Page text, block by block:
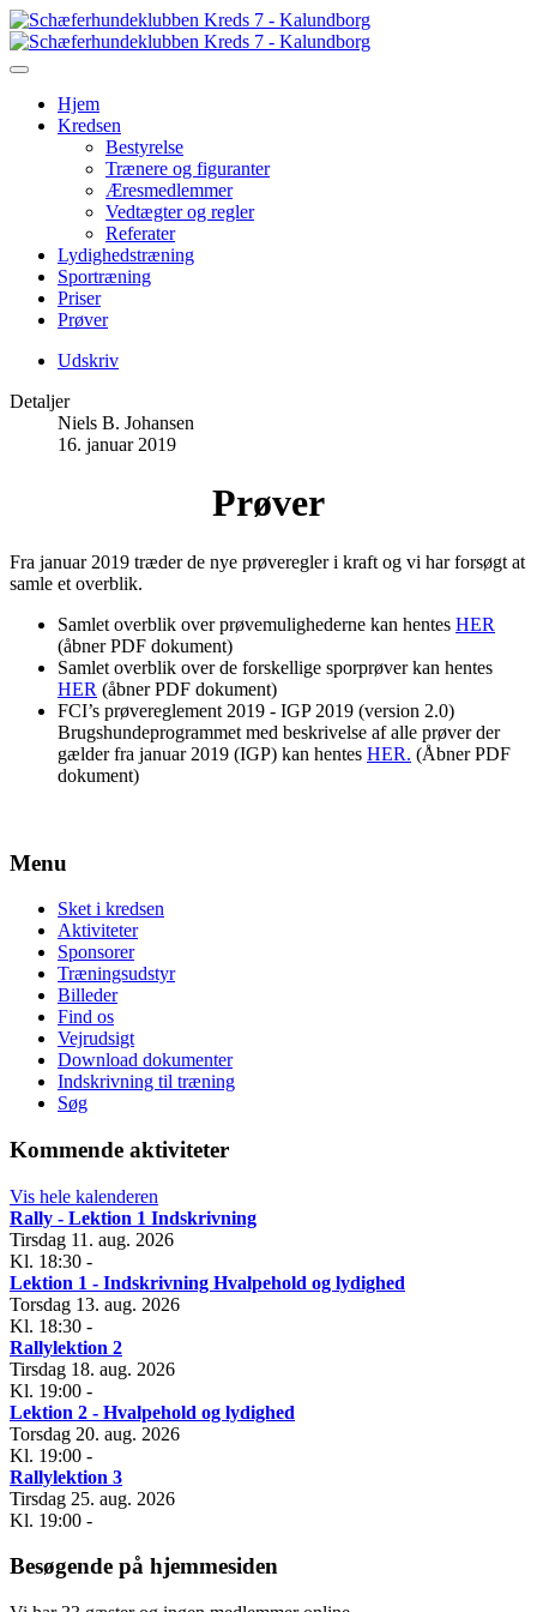
Hjem
Kredsen
Bestyrelse
Trænere og figuranter
Æresmedlemmer
Vedtægter og regler
Referater
Lydighedstræning
Sportræning
Priser
Prøver
Udskriv
Detaljer
Niels B. Johansen
16. januar 2019
Prøver
Fra januar 2019 træder de nye prøveregler i kraft og vi har forsøgt at
samle et overblik.
Samlet overblik over prøvemulighederne kan hentes HER
(åbner PDF dokument)
Samlet overblik over de forskellige sporprøver kan hentes
HER (åbner PDF dokument)
FCI’s prøvereglement 2019 - IGP 2019 (version 2.0)
Brugshundeprogrammet med beskrivelse af alle prøver der
gælder fra januar 2019 (IGP) kan hentes HER. (Åbner PDF
dokument)
Menu
Sket i kredsen
Aktiviteter
Sponsorer
Træningsudstyr
Billeder
Find os
Vejrudsigt
Download dokumenter
Indskrivning til træning
Søg
Kommende aktiviteter
Vis hele kalenderen
Rally - Lektion 1 Indskrivning
Tirsdag 11. aug. 2026
Kl. 18:30 -
Lektion 1 - Indskrivning Hvalpehold og lydighed
Torsdag 13. aug. 2026
Kl. 18:30 -
Rallylektion 2
Tirsdag 18. aug. 2026
Kl. 19:00 -
Lektion 2 - Hvalpehold og lydighed
Torsdag 20. aug. 2026
Kl. 19:00 -
Rallylektion 3
Tirsdag 25. aug. 2026
Kl. 19:00 -
Besøgende på hjemmesiden